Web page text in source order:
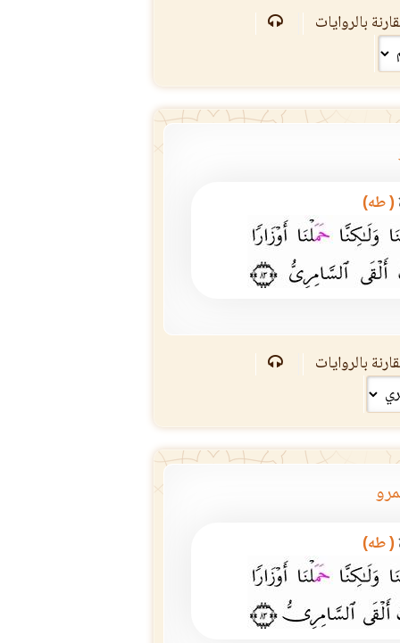
بالروايات
( طه)
بالروايات
( طه)